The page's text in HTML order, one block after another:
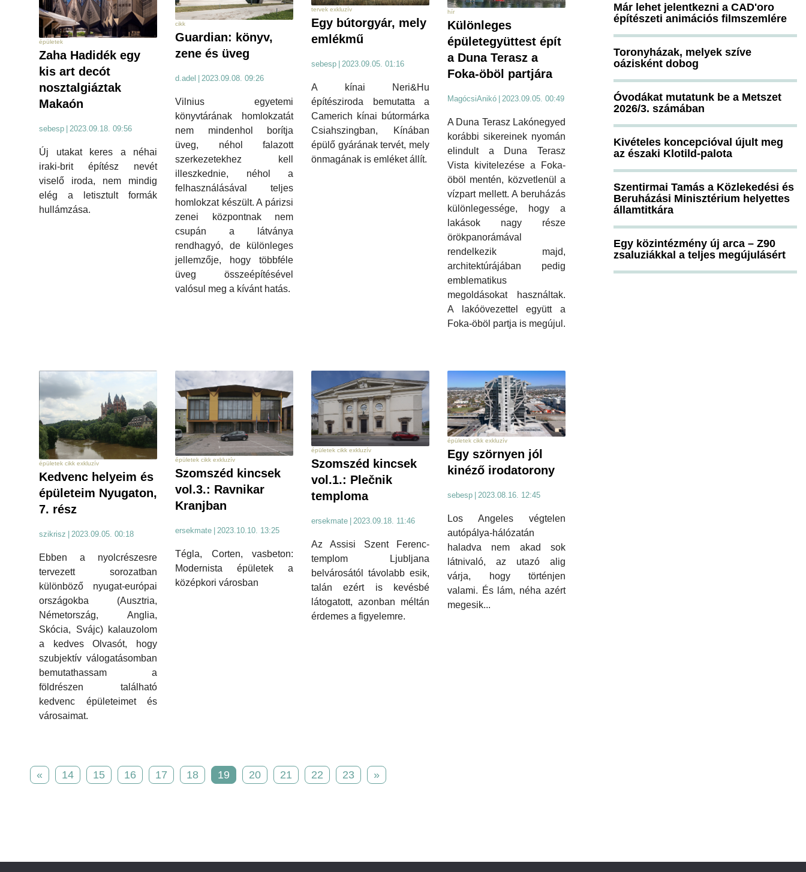
épületek
Zaha Hadidék egy
kis art decót
nosztalgiáztak
Makaón
sebesp 2023.09.18. 09:56
Új utakat keres a néhai
iraki-brit építész nevét
viselő iroda, nem mindig
elég a letisztult formák
hullámzása.
cikk
Guardian: könyv,
zene és üveg
d.adel 2023.09.08. 09:26
Vilnius egyetemi
könyvtárának homlokzatát
nem mindenhol borítja
üveg, néhol falazott
szerkezetekhez kell
illeszkednie, néhol a
felhasználásával teljes
homlokzat készült. A párizsi
zenei központnak nem
csupán a látványa
rendhagyó, de különleges
jellemzője, hogy többféle
üveg összeépítésével
valósul meg a kívánt hatás.
tervek exkluzív
Egy bútorgyár, mely
emlékmű
sebesp | 2023.09.05. 01:16
A kínai Neri&Hu
építésziroda bemutatta a
Camerich kínai bútormárka
Csiahszingban, Kínában
épülő gyárának tervét, mely
önmagának is emléket állít.
hír
Különleges
épületegyüttest épít
a Duna Terasz a
Foka-öböl partjára
MagócsiAnikó | 2023.09.05. 00:49
A Duna Terasz Lakónegyed
korábbi sikereinek nyomán
elindult a Duna Terasz
Vista kivitelezése a Foka-
öböl mentén, közvetlenül a
vízpart mellett. A beruházás
különlegessége, hogy a
lakások nagy része
örökpanorámával
rendelkezik majd,
architektúrájában pedig
emblematikus
megoldásokat használtak.
A lakóövezettel együtt a
Foka-öböl partja is megújul.
épületek cikk exkluzív
Kedvenc helyeim és
épületeim Nyugaton,
7. rész
szikrisz | 2023.09.05. 00:18
Ebben a nyolcrészesre
tervezett sorozatban
különböző nyugat-európai
országokba (Ausztria,
Németország, Anglia,
Skócia, Svájc) kalauzolom
a kedves Olvasót, hogy
szubjektív válogatásomban
bemutathassam a
földrészen található
kedvenc épületeimet és
városaimat.
épületek cikk exkluzív
Szomszéd kincsek
vol.3.: Ravnikar
Kranjban
ersekmate 2023.10.10. 13:25
Tégla, Corten, vasbeton:
Modernista épületek a
középkori városban
épületek cikk exkluzív
Szomszéd kincsek
vol.1.: Plečnik
temploma
ersekmate 2023.09.18. 11:46
Az Assisi Szent Ferenc-
templom Ljubljana
belvárosától távolabb esik,
talán ezért is kevésbé
látogatott, azonban méltán
érdemes a figyelemre.
épületek cikk exkluzív
Egy szörnyen jól
kinéző irodatorony
sebesp 2023.08.16. 12:45
Los Angeles végtelen
autópálya-hálózatán
haladva nem akad sok
látnivaló, az utazó alig
várja, hogy történjen
valami. És lám, néha azért
megesik...
« 14 15 16 17 18 19 20 21 22 23 »
Már lehet jelentkezni a CAD'oro
építészeti animációs filmszemlére
Toronyházak, melyek szíve
oázisként dobog
Óvodákat mutatunk be a Metszet
2026/3. számában
Kivételes koncepcióval újult meg
az északi Klotild-palota
Szentirmai Tamás a Közlekedési és
Beruházási Minisztérium helyettes
államtitkára
Egy közintézmény új arca – Z90
zsaluziákkal a teljes megújulásért